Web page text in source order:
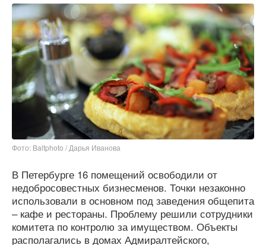
Фото: Baltphоto / Дарья Иванова
В Петербурге 16 помещений освободили от
недобросовестных бизнесменов. Точки незаконно
использовали в основном под заведения общепита
– кафе и рестораны. Проблему решили сотрудники
комитета по контролю за имуществом. Объекты
располагались в домах Адмиралтейского,